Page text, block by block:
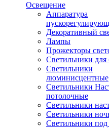
Освещение
Аппаратура
Декоративный
Лампы
Прожекторы
Светильники для
Светильники
люминисцентные
Светильники
потолочные
Светильники
Светильники
Светильники